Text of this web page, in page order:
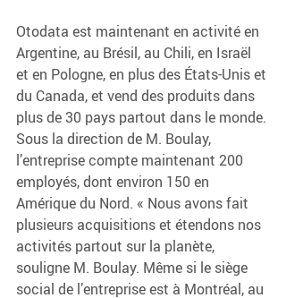
Otodata est maintenant en activité en
Argentine, au Brésil, au Chili, en Israël
et en Pologne, en plus des États-Unis et
du Canada, et vend des produits dans
plus de 30 pays partout dans le monde.
Sous la direction de M. Boulay,
l’entreprise compte maintenant 200
employés, dont environ 150 en
Amérique du Nord. « Nous avons fait
plusieurs acquisitions et étendons nos
activités partout sur la planète,
souligne M. Boulay. Même si le siège
social de l’entreprise est à Montréal, au